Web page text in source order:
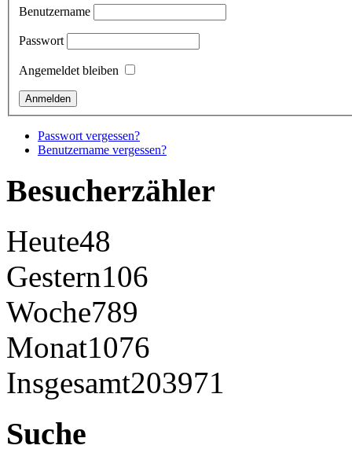
Benutzername
Passwort
Angemeldet bleiben
Passwort vergessen?
Benutzername vergessen?
Besucherzähler
Heute48
Gestern106
Woche789
Monat1076
Insgesamt203971
Suche